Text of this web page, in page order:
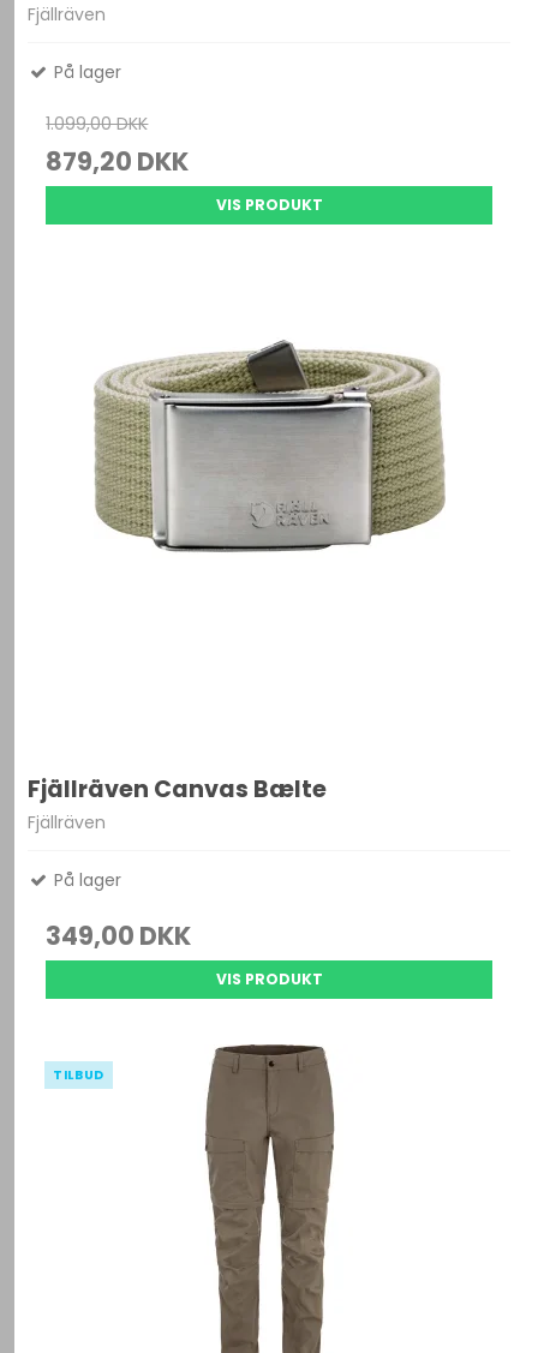
Fjällräven
På lager
1.099,00 DKK
879,20 DKK
VIS PRODUKT
Fjällräven Canvas Bælte
Fjällräven
På lager
349,00 DKK
VIS PRODUKT
TILBUD